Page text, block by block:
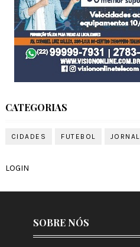
CATEGORIAS
CIDADES FUTEBOL JORNAL
LOGIN
SOBRE NÓS